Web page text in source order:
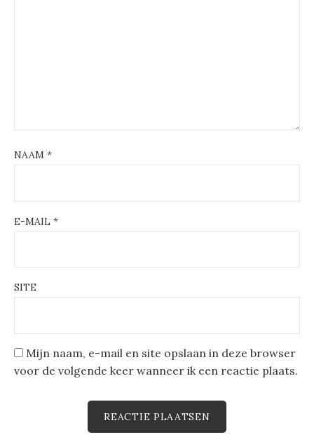
NAAM *
E-MAIL *
SITE
Mijn naam, e-mail en site opslaan in deze browser
voor de volgende keer wanneer ik een reactie plaats.